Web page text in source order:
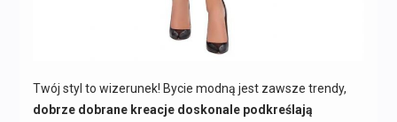
Twój styl to wizerunek! Bycie modną jest zawsze trendy,
dobrze dobrane kreacje doskonale podkreślają